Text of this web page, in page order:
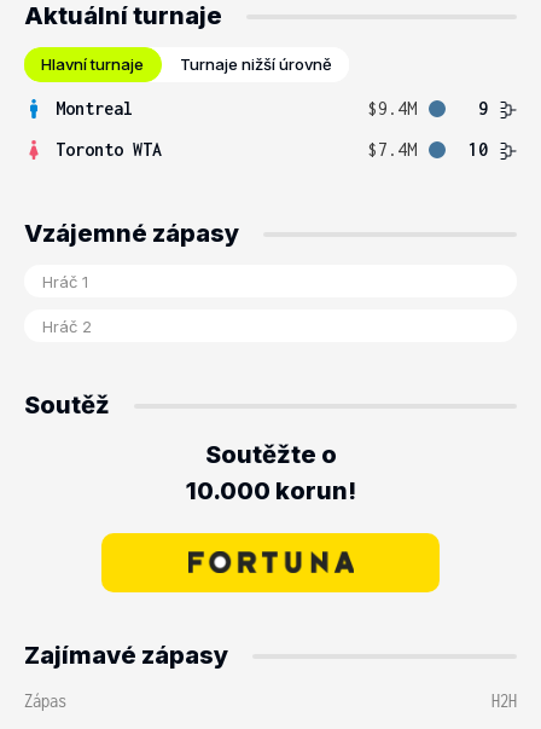
Aktuální turnaje
Hlavní turnaje Turnaje nižší úrovně
Montreal $9.4M
9
Toronto WTA
$7.4M 10
Vzájemné zápasy
Soutěž
Soutěžte o
10.000 korun!
Zajímavé zápasy
Zápas
H2H